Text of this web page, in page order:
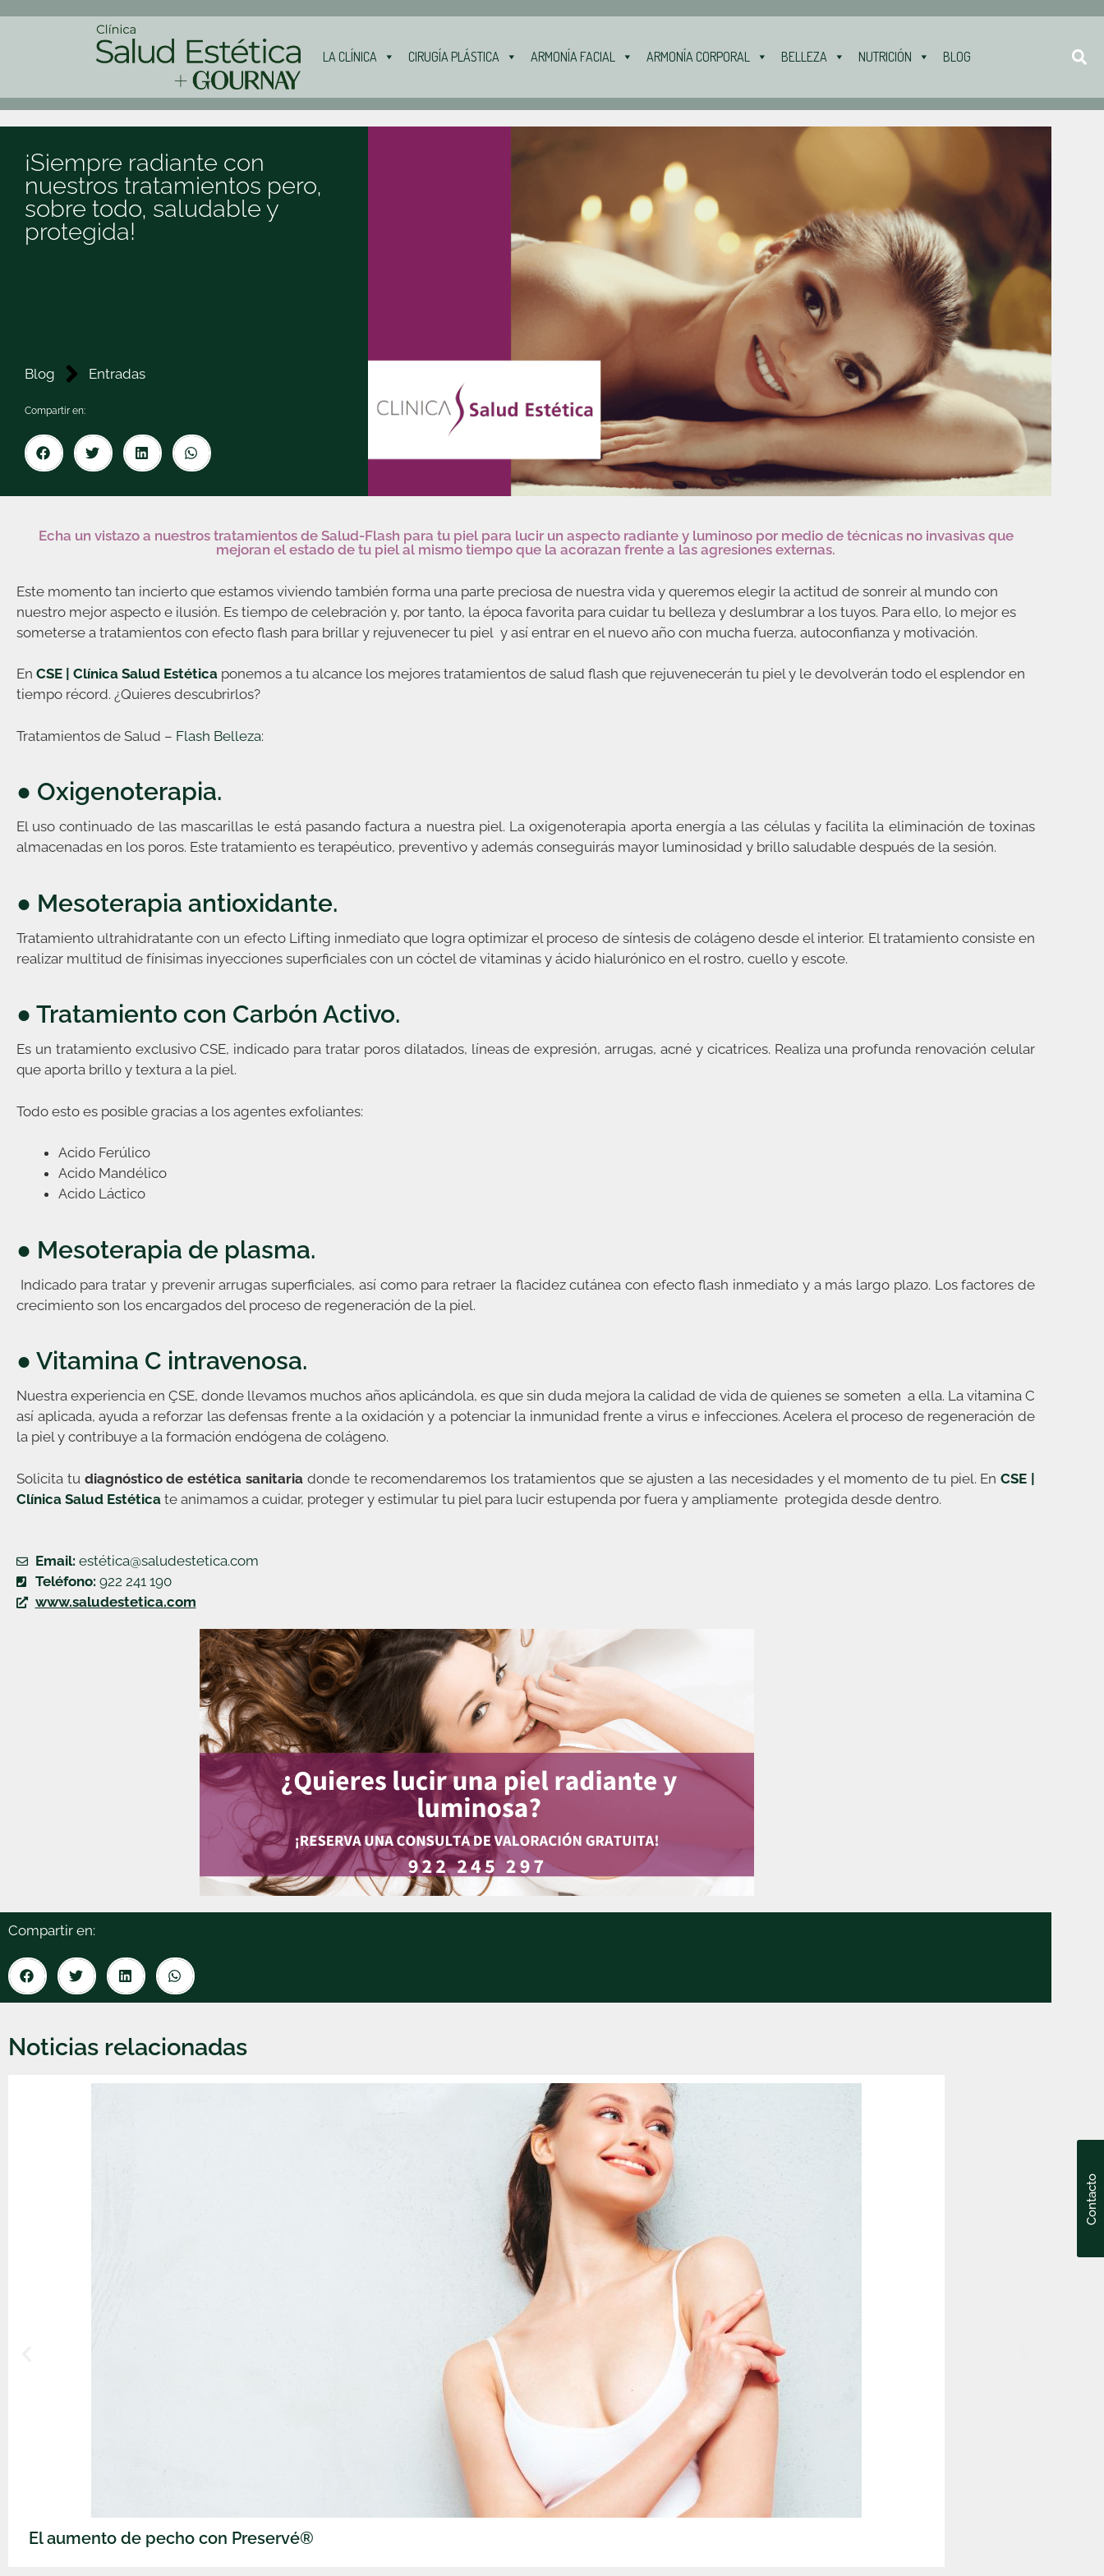
LA CLÍNICA CIRUGÍA PLÁSTICA ARMONÍA FACIAL ARMONÍA CORPORAL BELLEZA NUTRICIÓN BLOG
Contacto
¡Siempre radiante con
nuestros tratamientos pero,
sobre todo, saludable y
protegida!
Blog Entradas
Compartir en:
Echa un vistazo a nuestros tratamientos de Salud-Flash para tu piel para lucir un aspecto radiante y luminoso por medio de técnicas no invasivas que
mejoran el estado de tu piel al mismo tiempo que la acorazan frente a las agresiones externas.
Este momento tan incierto que estamos viviendo también forma una parte preciosa de nuestra vida y queremos elegir la actitud de sonreir al mundo con
nuestro mejor aspecto e ilusión. Es tiempo de celebración y, por tanto, la época favorita para cuidar tu belleza y deslumbrar a los tuyos. Para ello, lo mejor es
someterse a tratamientos con efecto flash para brillar y rejuvenecer tu piel y así entrar en el nuevo año con mucha fuerza, autoconfianza y motivación.
En CSE | Clínica Salud Estética ponemos a tu alcance los mejores tratamientos de salud flash que rejuvenecerán tu piel y le devolverán todo el esplendor en
tiempo récord. ¿Quieres descubrirlos?
Tratamientos de Salud – Flash Belleza:
● Oxigenoterapia.
El uso continuado de las mascarillas le está pasando factura a nuestra piel. La oxigenoterapia aporta energía a las células y facilita la eliminación de toxinas
almacenadas en los poros. Este tratamiento es terapéutico, preventivo y además conseguirás mayor luminosidad y brillo saludable después de la sesión.
● Mesoterapia antioxidante.
Tratamiento ultrahidratante con un efecto Lifting inmediato que logra optimizar el proceso de síntesis de colágeno desde el interior. El tratamiento consiste en
realizar multitud de fínisimas inyecciones superficiales con un cóctel de vitaminas y ácido hialurónico en el rostro, cuello y escote.
● Tratamiento con Carbón Activo.
Es un tratamiento exclusivo CSE, indicado para tratar poros dilatados, líneas de expresión, arrugas, acné y cicatrices. Realiza una profunda renovación celular
que aporta brillo y textura a la piel.
Todo esto es posible gracias a los agentes exfoliantes:
Acido Ferúlico
Acido Mandélico
Acido Láctico
● Mesoterapia de plasma.
Indicado para tratar y prevenir arrugas superficiales, así como para retraer la flacidez cutánea con efecto flash inmediato y a más largo plazo. Los factores de
crecimiento son los encargados del proceso de regeneración de la piel.
● Vitamina C intravenosa.
Nuestra experiencia en ÇSE, donde llevamos muchos años aplicándola, es que sin duda mejora la calidad de vida de quienes se someten a ella. La vitamina C
así aplicada, ayuda a reforzar las defensas frente a la oxidación y a potenciar la inmunidad frente a virus e infecciones. Acelera el proceso de regeneración de
la piel y contribuye a la formación endógena de colágeno.
Solicita tu diagnóstico de estética sanitaria donde te recomendaremos los tratamientos que se ajusten a las necesidades y el momento de tu piel. EnCSE |
Clínica Salud Estética te animamos a cuidar, proteger y estimular tu piel para lucir estupenda por fuera y ampliamente protegida desde dentro.
Email: estética@saludestetica.com
Teléfono: 922 241 190
www.saludestetica.com
Compartir en:
Noticias relacionadas
El aumento de pecho con Preservé®